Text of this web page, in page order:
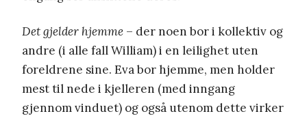
Det gjelder hjemme – der noen bor i kollektiv og
andre (i alle fall William) i en leilighet uten
foreldrene sine. Eva bor hjemme, men holder
mest til nede i kjelleren (med inngang
gjennom vinduet) og også utenom dette virker